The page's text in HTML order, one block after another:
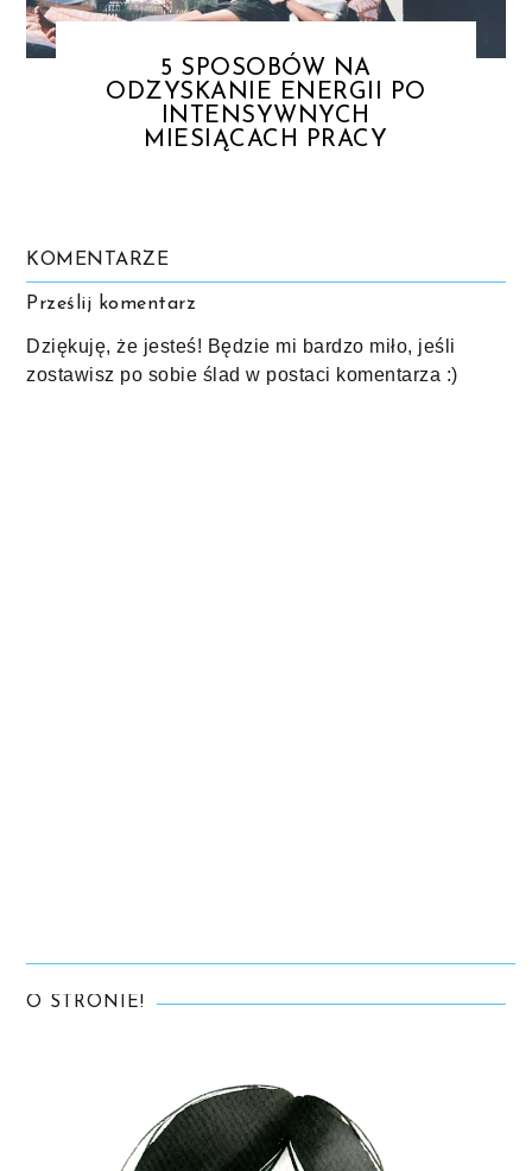
5 SPOSOBÓW NA
ODZYSKANIE ENERGII PO
INTENSYWNYCH
MIESIĄCACH PRACY
KOMENTARZE
Prześlij komentarz
Dziękuję, że jesteś! Będzie mi bardzo miło, jeśli
zostawisz po sobie ślad w postaci komentarza :)
O STRONIE!